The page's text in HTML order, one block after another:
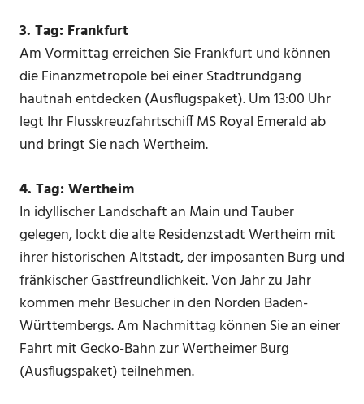
3. Tag: Frankfurt
Am Vormittag erreichen Sie Frankfurt und können
die Finanzmetropole bei einer Stadtrundgang
hautnah entdecken (Ausflugspaket). Um 13:00 Uhr
legt Ihr Flusskreuzfahrtschiff MS Royal Emerald ab
und bringt Sie nach Wertheim.
4. Tag: Wertheim
In idyllischer Landschaft an Main und Tauber
gelegen, lockt die alte Residenzstadt Wertheim mit
ihrer historischen Altstadt, der imposanten Burg und
fränkischer Gastfreundlichkeit. Von Jahr zu Jahr
kommen mehr Besucher in den Norden Baden-
Württembergs. Am Nachmittag können Sie an einer
Fahrt mit Gecko-Bahn zur Wertheimer Burg
(Ausflugspaket) teilnehmen.